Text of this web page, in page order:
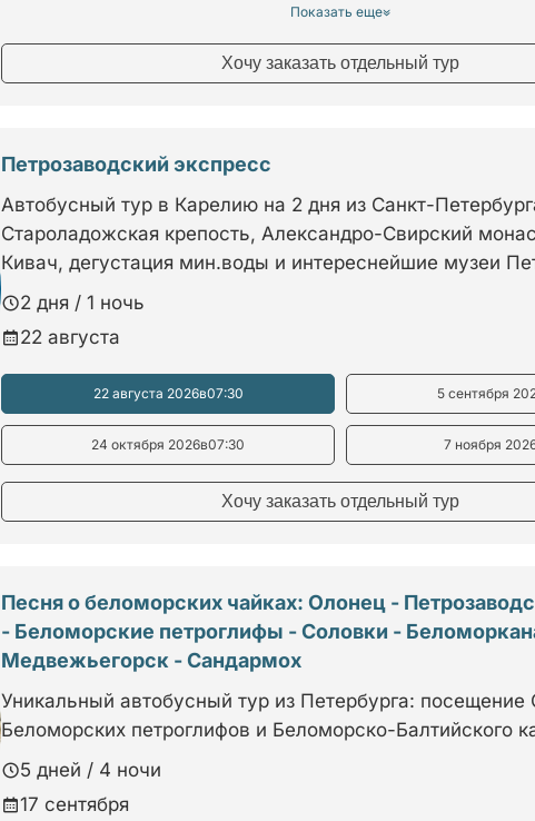
Показать еще
Хочу заказать отдельный тур
Петрозаводский экспресс
Автобусный тур в Карелию на 2 дня из Санкт-
Староладожская крепость, Александро-Свирский
Кивач, дегустация мин.воды и интереснейшие музеи
2 дня / 1 ночь
22 августа
22 августа 2026в07:30 5 сентября
24 октября 2026в07:30 7 ноября
Хочу заказать отдельный тур
Песня о беломорских чайках: Олонец -
- Беломорские петроглифы - Соловки -
Медвежьегорск - Сандармох
Уникальный автобусный тур из Петербурга: посещение
Беломорских петроглифов и Беломорско-Балтийского
5 дней / 4 ночи
17 сентября